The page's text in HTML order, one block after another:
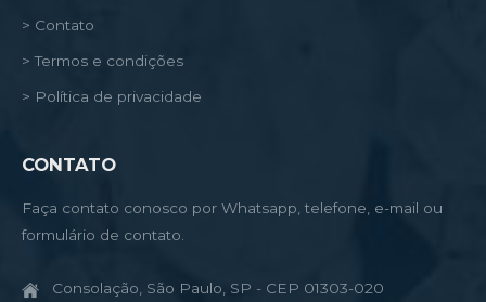
> Contato
> Termos e condições
> Política de privacidade
CONTATO
Faça contato conosco por Whatsapp, telefone, e-mail ou
formulário de contato.
Consolação, São Paulo, SP - CEP 01303-020